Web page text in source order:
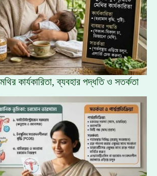
কার্যকারিতা, ব্যবহার পদ্ধতি ও সতর্কতা